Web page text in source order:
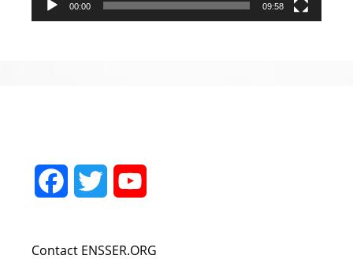
00:00 09:58
FacebookTwitter
Contact ENSSER.ORG